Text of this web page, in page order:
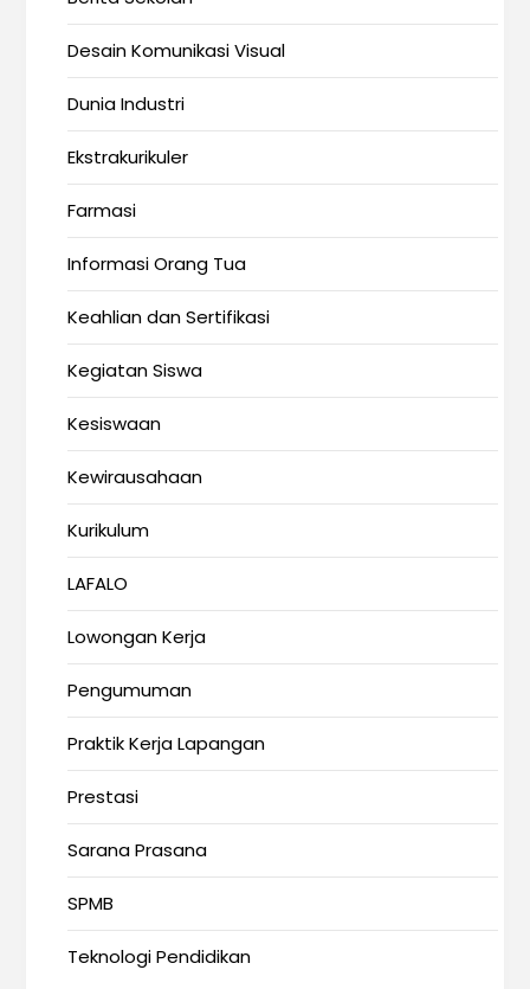
Desain Komunikasi Visual
Dunia Industri
Ekstrakurikuler
Farmasi
Informasi Orang Tua
Keahlian dan Sertifikasi
Kegiatan Siswa
Kesiswaan
Kewirausahaan
Kurikulum
LAFALO
Lowongan Kerja
Pengumuman
Praktik Kerja Lapangan
Prestasi
Sarana Prasana
SPMB
Teknologi Pendidikan